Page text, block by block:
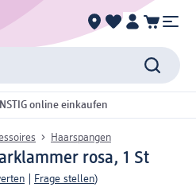
online einkaufen
Haarspangen
rosa, 1 St
Frage stellen)